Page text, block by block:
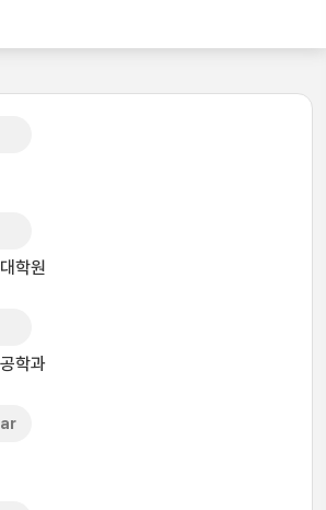
학원
학과